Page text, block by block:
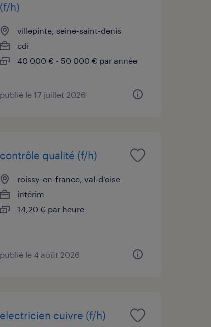
(f/h)
villepinte, seine-saint-denis
cdi
40 000 € - 50 000 € par année
publié le 17 juillet 2026
contrôle qualité (f/h)
roissy-en-france, val-d'oise
intérim
14,20 € par heure
publié le 4 août 2026
electricien cuivre (f/h)